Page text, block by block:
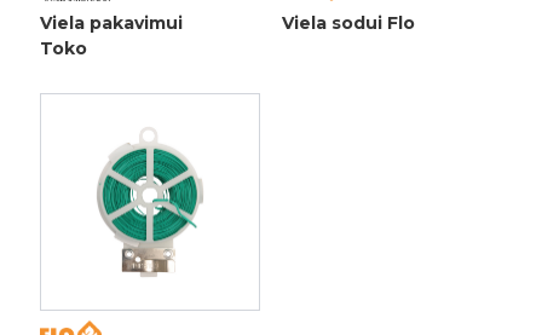
Viela pakavimui
Toko
Viela sodui Flo